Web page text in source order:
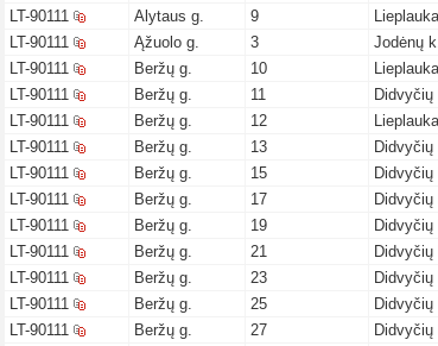
LT-90111
Alytaus g. 9
LT-90111
Ąžuolo g. 3 Jodėnų
LT-90111
Beržų g. 10
LT-90111
Beržų g. 11 Didvyčių
LT-90111
Beržų g. 12
LT-90111
Beržų g. 13 Didvyčių
LT-90111
Beržų g. 15 Didvyčių
LT-90111
Beržų g. 17 Didvyčių
LT-90111
Beržų g. 19 Didvyčių
LT-90111
Beržų g. 21 Didvyčių
LT-90111
Beržų g. 23 Didvyčių
LT-90111
Beržų g. 25 Didvyčių
LT-90111
Beržų g. 27 Didvyčių